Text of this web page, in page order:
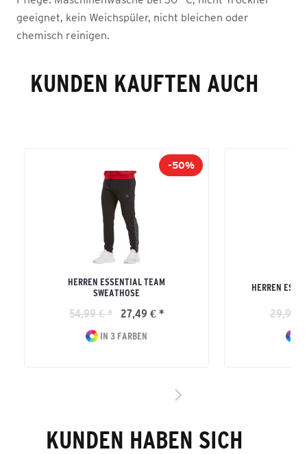
geeignet, kein Weichspüler, nicht bleichen oder
chemisch reinigen.
KUNDEN KAUFTEN AUCH
-50%
HERREN ESSENTIAL TEAM
SWEATHOSE
54,99 € * 27,49 € *
IN 3 FARBEN
HERREN
29,99
KUNDEN HABEN SICH